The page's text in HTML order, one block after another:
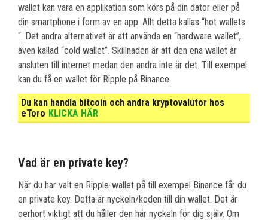
wallet kan vara en applikation som körs på din dator eller på
din smartphone i form av en app. Allt detta kallas “hot wallets
“. Det andra alternativet är att använda en “hardware wallet”,
även kallad “cold wallet”. Skillnaden är att den ena wallet är
ansluten till internet medan den andra inte är det. Till exempel
kan du få en wallet för Ripple på Binance.
Du kan handla bitcoin och andra kryptovalutor hos
eToro KLICKA HÄR
Vad är en private key?
När du har valt en Ripple-wallet på till exempel Binance får du
en private key. Detta är nyckeln/koden till din wallet. Det är
oerhört viktigt att du håller den här nyckeln för dig själv. Om